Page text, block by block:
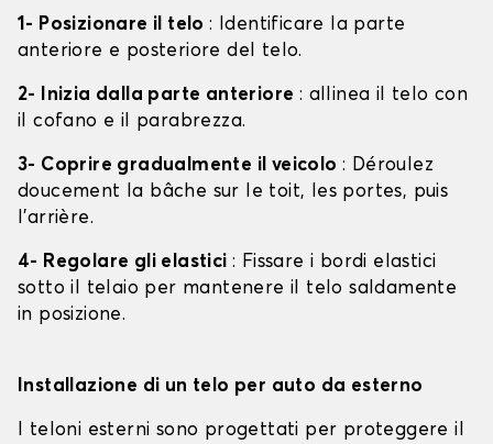
1- Posizionare il telo: Identificare la parte
anteriore e posteriore del telo.
2- Inizia dalla parte anteriore : allinea il telo con
il cofano e il parabrezza.
3- Coprire gradualmente il veicolo : Déroulez
doucement la bâche sur le toit, les portes, puis
l'arrière.
4- Regolare gli elastici : Fissare i bordi elastici
sotto il telaio per mantenere il telo saldamente
in posizione.
Installazione di un telo per auto da esterno
I teloni esterni sono progettati per proteggere il